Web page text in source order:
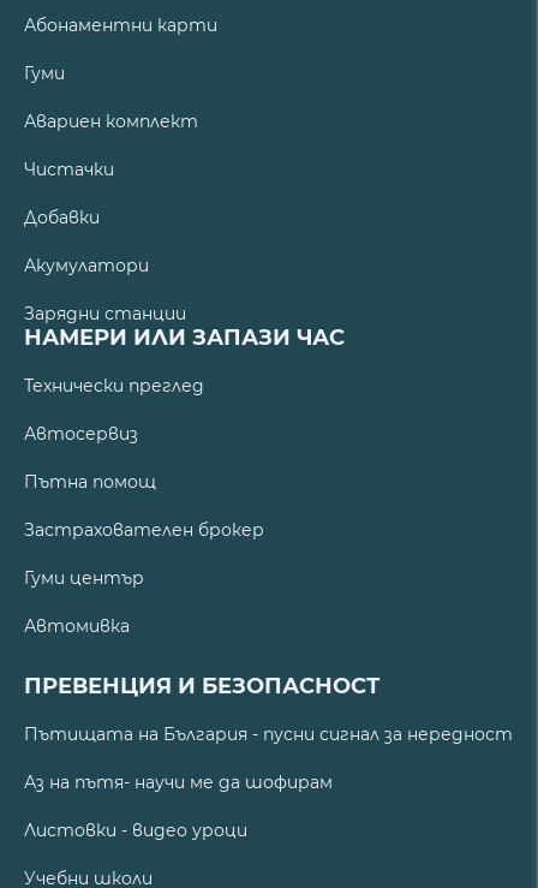
Абонаментни карти
Гуми
Авариен комплект
Чистачки
Добавки
Акумулатори
Зарядни станции
НАМЕРИ ИЛИ ЗАПАЗИ ЧАС
Технически преглед
Автосервиз
Пътна помощ
Застрахователен брокер
Гуми център
Автомивка
ПРЕВЕНЦИЯ И БЕЗОПАСНОСТ
Пътищата на България - пусни сигнал за нередност
Аз на пътя- научи ме да шофирам
Листовки - видео уроци
Учебни школи